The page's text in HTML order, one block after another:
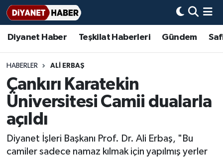
Diyanet Haber Teşkilat Haberleri Gündem
HABERLER ALİ ERBAŞ
Çankırı Karatekin
Üniversitesi Camii dualarla
açıldı
Diyanet İşleri Başkanı Prof. Dr. Ali Erbaş, "Bu
camiler sadece namaz kılmak için yapılmış yerler
Diyanet Haber
Teşkilat Haberleri
Adana Müftülüğü
Adıyaman Müftülüğü
Afyonkarahisar Müftülüğü
Ağrı Müftülüğü
Aksaray Müftülüğü
Gündem
#Keşfet
Bir Ayet
Bir Hikaye
Biyografiler
Dini kavramlar
Diyanet Bilgi
Basında Bugün
Aile Dergisi
Aylık Dergi
İmam Hatip Okulları
Başmakale
Hadis-i Şerifler
Hayat Okumaları
Nöbetçi Eczaneler
Hava Durumu
Ankara Namaz Vakitleri
Trafik Durumu
Süper Lig Puan Durumu ve Fikstür